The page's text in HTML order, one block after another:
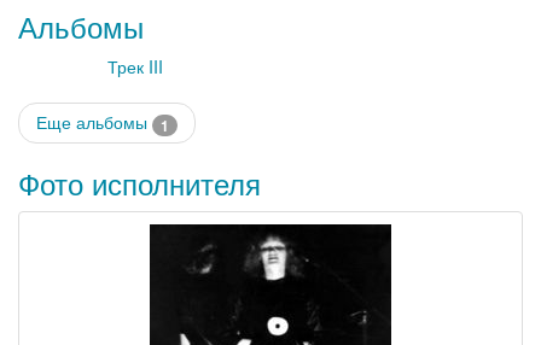
Альбомы
Трек III
Еще альбомы 1
Фото исполнителя